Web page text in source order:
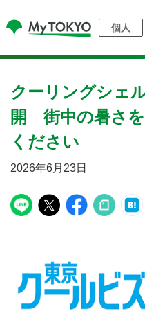
個人
クーリングシェ
開 街中の暑さ
ください
2026年6月23日